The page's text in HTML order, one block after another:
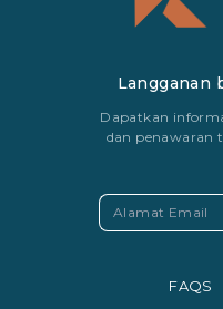
Langganan
Dapatkan
dan penawaran
FAQS